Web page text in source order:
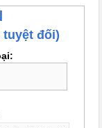
đối)